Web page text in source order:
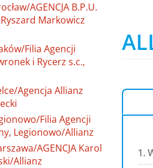
AGENCJA B.P.U.
Markowicz
Filia Agencji
i Rycerz s.c.,
Agencja Allianz
Filia Agencji
Legionowo/Allianz
AGENCJA Karol
Allianz
1.